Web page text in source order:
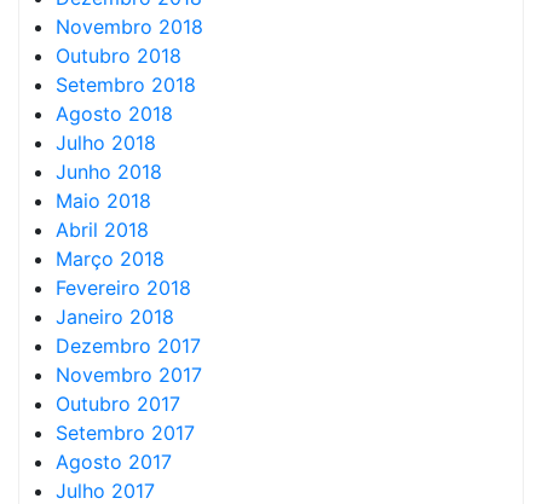
Novembro 2018
Outubro 2018
Setembro 2018
Agosto 2018
Julho 2018
Junho 2018
Maio 2018
Abril 2018
Março 2018
Fevereiro 2018
Janeiro 2018
Dezembro 2017
Novembro 2017
Outubro 2017
Setembro 2017
Agosto 2017
Julho 2017